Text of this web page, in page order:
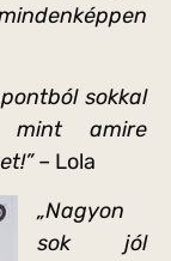
sokkal
mint amire
– Lola
„Nagyon
sok jól